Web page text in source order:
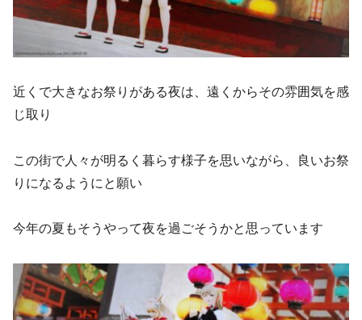
近くで大きなお祭りがある夜は、遠くからその雰囲気を感
じ取り
この街で人々が明るく暮らす様子を思いながら、良いお祭
りになるようにと願い
今年の夏もそうやって夜を過ごそうかと思っています